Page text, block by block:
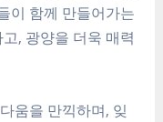
이 함께 만들어가는
, 광양을 더욱 매력
움을 만끽하며, 잊